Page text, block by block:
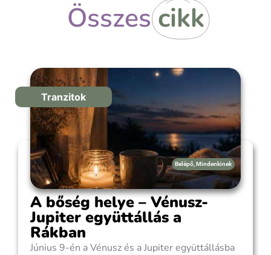
Összes cikk
Tranzitok
Belépő Mindenkinek
A bőség helye – Vénusz-
Jupiter együttállás a
Rákban
Június 9-én a Vénusz és a Jupiter együttállásba